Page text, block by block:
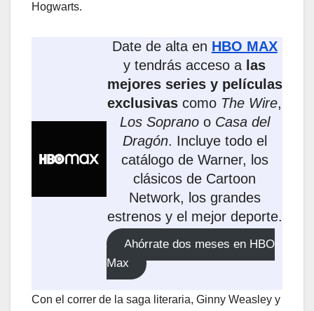
Hogwarts.
Date de alta en HBO MAX
y tendrás acceso a las
mejores series y películas
exclusivas como The Wire,
Los Sopranoo Casa del
Dragón. Incluye todo el
catálogo de Warner, los
clásicos de Cartoon
Network, los grandes
estrenos y el mejor deporte.
Ahórrate dos meses en HBO
Max
Con el correr de la saga literaria, Ginny Weasley y